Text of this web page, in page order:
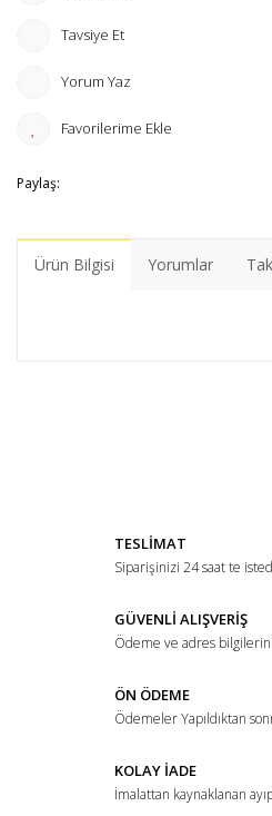
Tavsiye Et
Yorum Yaz
Paylaş:
Ürün Bilgisi Yorumlar
Ürün açıklamasında eksik
Ürün fiyatı diğer sitelerden daha
Bu ürüne benzer farklı
Gönder
TESLİMAT
Siparişinizi 24 saat te
GÜVENLİ ALIŞVERİŞ
Ödeme ve adres
ÖN ÖDEME
Ödemeler Yapıldıktan
KOLAY İADE
İmalattan kaynaklanan